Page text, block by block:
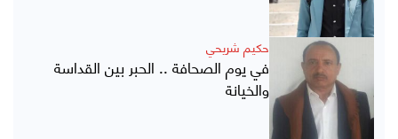
حكيم شريحي
في يوم الصحافة .. الحبر بين القداسة
والخيانة